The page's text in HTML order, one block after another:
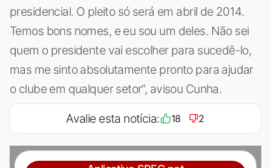
presidencial. O pleito só será em abril de 2014.
Temos bons nomes, e eu sou um deles. Não sei
quem o presidente vai escolher para sucedê-lo,
mas me sinto absolutamente pronto para ajudar
o clube em qualquer setor”, avisou Cunha.
Avalie esta notícia: 18 2